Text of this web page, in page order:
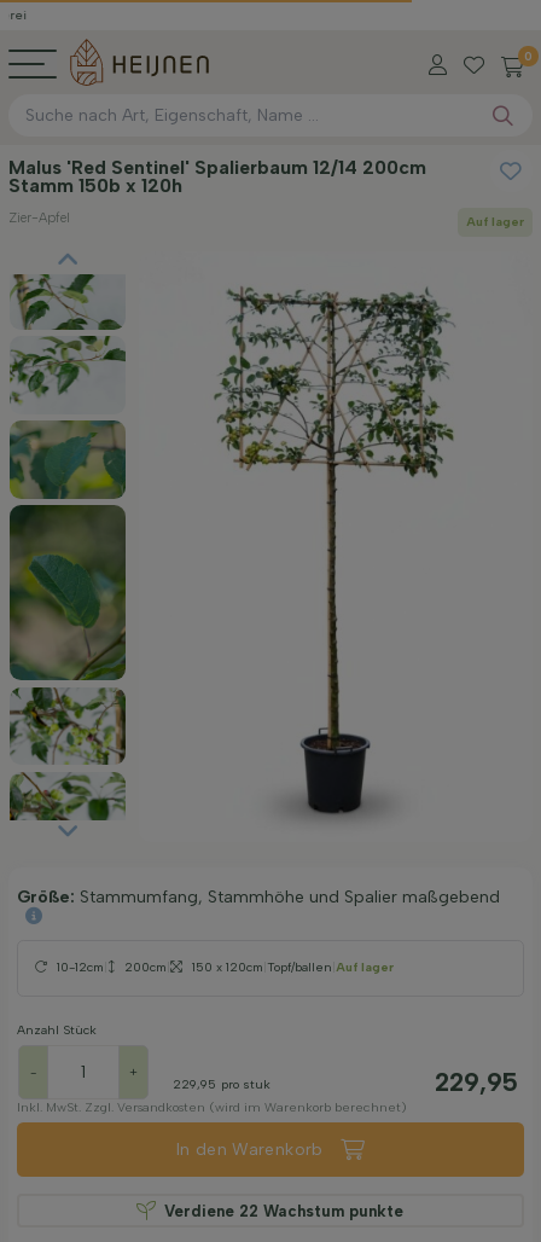
0
Malus 'Red Sentinel' Spalierbaum 12/14 200cm
Stamm 150b x 120h
Zier-Apfel Auf lager
Größe: Stammumfang, Stammhöhe und Spalier maßgebend
10-12cm 200cm 150 x 120cm Topf/ballen Auf lager
Anzahl Stück
- +
229,95 pro stuk 229,95
Inkl. MwSt. Zzgl. Versandkosten (wird im Warenkorb berechnet)
In den Warenkorb
Verdiene 22 Wachstum punkte